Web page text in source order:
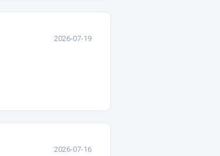
2026-07-19
2026-07-16